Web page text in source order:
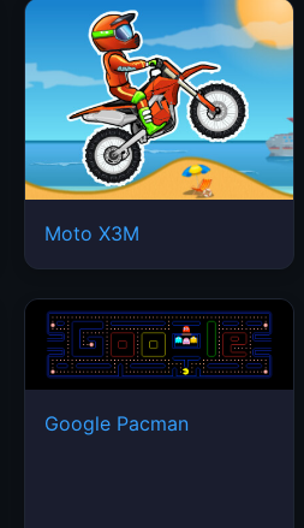
Moto X3M
Google Pacman